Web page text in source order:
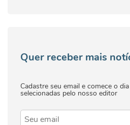
Quer receber mais
Cadastre seu email e comece o
selecionadas pelo nosso editor